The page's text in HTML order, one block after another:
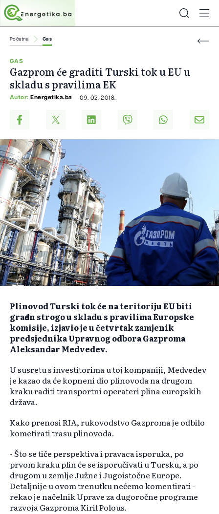
Početna Gas
GAS
Gazprom će graditi Turski tok u EU u
skladu s pravilima EK
Autor: Energetika.ba 09. 02. 2018.
Plinovod Turski tok će na teritoriju EU biti
građen strogo u skladu s pravilima Europske
komisije, izjavio je u četvrtak zamjenik
predsjednika Upravnog odbora Gazproma
Aleksandar Medvedev.
U susretu s investitorima u toj kompaniji, Medvedev
je kazao da će kopneni dio plinovoda na drugom
kraku raditi transportni operateri plina europskih
država.
Kako prenosi RIA, rukovodstvo Gazproma je odbilo
kometirati trasu plinovoda.
- Što se tiče perspektiva i pravaca isporuka, po
prvom kraku plin će se isporučivati u Tursku, a po
drugom u zemlje Južne i Jugoistočne Europe.
Detaljnije u ovom trenutku nećemo komentirati -
rekao je načelnik Uprave za dugoročne programe
razvoja Gazproma Kiril Polous.